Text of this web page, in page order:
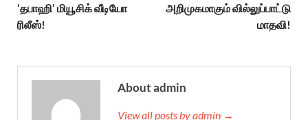
‘தபாஹி’ மியூசிக் வீடியோ
ரிலீஸ்!
அறிமுகமாகும் வில்லுப்பாட்டு
மாதவி!
About admin
View all posts by admin →